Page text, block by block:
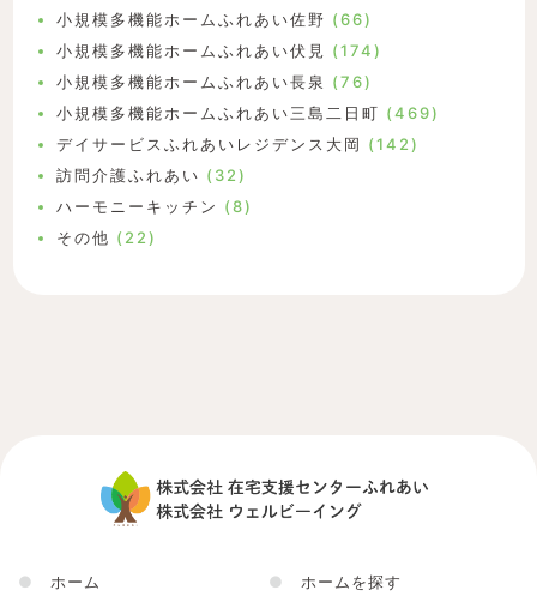
小規模多機能ホームふれあい佐野 (66)
小規模多機能ホームふれあい伏見
(174)
小規模多機能ホームふれあい長泉 (76)
小規模多機能ホームふれあい三島二日町 (469)
デイサービスふれあいレジデンス大岡 (142)
訪問介護ふれあい (32)
ハーモニーキッチン (8)
その他 (22)
●
ホーム
●
ホームを探す